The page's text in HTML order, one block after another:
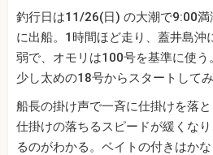
釣行日は11/26(日) の大潮で9:00
に出船。1時間ほど走り、蓋井島沖
弱で、オモリは100号を基準に使
少し太めの18号からスタートしてみ
船長の掛け声で一斉に仕掛けを落
仕掛けの落ちるスピードが緩くな
るのがわかる。ベイトの付きはか